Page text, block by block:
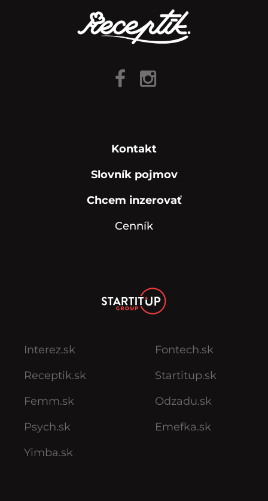
Kontakt
Slovník pojmov
Chcem inzerovať
Cenník
Interez.sk
Receptik.sk
Femm.sk
Psych.sk
Yimba.sk
Fontech.sk
Startitup.sk
Odzadu.sk
Emefka.sk